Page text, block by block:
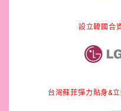
設立韓國合
台灣蘇菲彈力貼身&